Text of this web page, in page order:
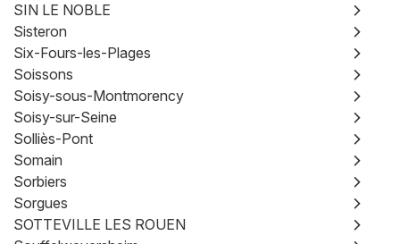
SIN LE NOBLE
Sisteron
Six-Fours-les-Plages
Soissons
Soisy-sous-Montmorency
Soisy-sur-Seine
Solliès-Pont
Somain
Sorbiers
Sorgues
SOTTEVILLE LES ROUEN